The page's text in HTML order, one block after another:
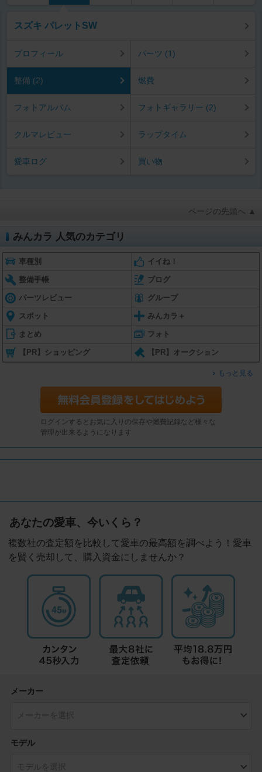
スズキ パレットSW
プロフィール パーツ (1)
整備 (2) 燃費
フォトアルバム フォトギャラリー (2)
クルマレビュー ラップタイム
愛車ログ 買い物
ページの先頭へ ▲
みんカラ 人気のカテゴリ
車種別 イイね！
整備手帳 ブログ
パーツレビュー グループ
スポット みんカラ＋
まとめ フォト
【PR】ショッピング 【PR】オークション
もっと見る
ログインするとお気に入りの保存や燃費記録など様々な
管理が出来るようになります
あなたの愛車、今いくら？
複数社の査定額を比較して愛車の最高額を調べよう！愛車
を賢く売却して、購入資金にしませんか？
メーカー
モデル